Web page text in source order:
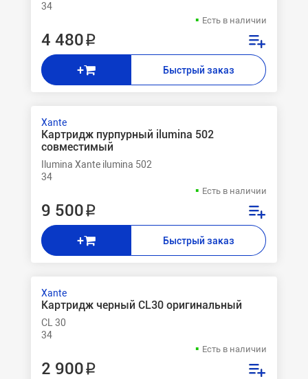
34
Есть в наличии
4 480 ₽
+ Быстрый заказ
Xante
Картридж пурпурный ilumina 502
совместимый
Ilumina Xante ilumina 502
34
Есть в наличии
9 500 ₽
+ Быстрый заказ
Xante
Картридж черный CL30 оригинальный
CL 30
34
Есть в наличии
2 900 ₽